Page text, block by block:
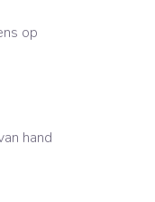
op
hand